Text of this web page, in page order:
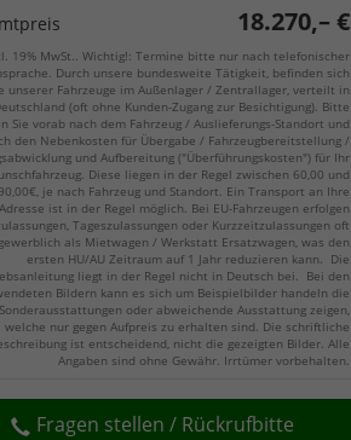
18.270,– €
19% MwSt.. Wichtig!: Termine bitte nur nach telefonischer
Durch unsere bundesweite Tätigkeit, befinden sich
unserer Fahrzeuge im Außenlager / Zentrallager, verteilt in
(oft ohne Kunden-Zugang zur Besichtigung). Bitte
Sie vorab nach dem Fahrzeug / Auslieferungs-Standort und
den Nebenkosten für Übergabe / Fahrzeugbereitstellung /
und Aufbereitung ("Überführungskosten") für Ihr
Diese liegen in der Regel zwischen 60,00 und
je nach Fahrzeug und Standort. Ein Transport an Ihre
Adresse ist in der Regel möglich. Bei EU-Fahrzeugen erfolgen
Tageszulassungen oder Kurzzeitzulassungen oft
als Mietwagen / Werkstatt Ersatzwagen, was den
ersten HU/AU Zeitraum auf 1 Jahr reduzieren kann. Die
liegt in der Regel nicht in Deutsch bei. Bei den
Bildern kann es sich um Beispielbilder handeln die
Sonderausstattungen oder abweichende Ausstattung zeigen,
welche nur gegen Aufpreis zu erhalten sind. Die schriftliche
ist entscheidend, nicht die gezeigten Bilder. Alle
Angaben sind ohne Gewähr. Irrtümer vorbehalten.
Fragen stellen / Rückrufbitte